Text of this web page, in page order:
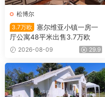
松博尔
3.7万欧
塞尔维亚小镇一房一
厅公寓48平米出售3.7万欧
2026-08-09 29.9